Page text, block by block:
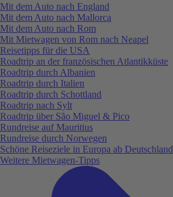
Mit dem Auto nach England
Mit dem Auto nach Mallorca
Mit dem Auto nach Rom
Mit Mietwagen von Rom nach Neapel
Reisetipps für die USA
Roadtrip an der französischen Atlantikküste
Roadtrip durch Albanien
Roadtrip durch Italien
Roadtrip durch Schottland
Roadtrip nach Sylt
Roadtrip über São Miguel & Pico
Rundreise auf Mauritius
Rundreise durch Norwegen
Schöne Reiseziele in Europa ab Deutschland
Weitere Mietwagen-Tipps